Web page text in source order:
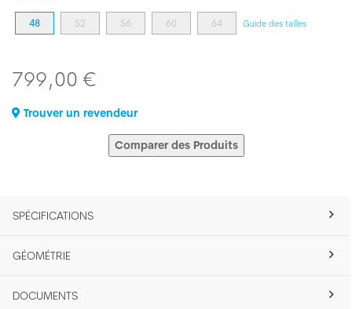
48 52 56 60 64 Guide des tailles
799,00 €
Trouver un revendeur
Comparer des Produits
SPÉCIFICATIONS
GÉOMÉTRIE
DOCUMENTS